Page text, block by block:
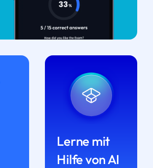
Lerne mit
Hilfe von AI